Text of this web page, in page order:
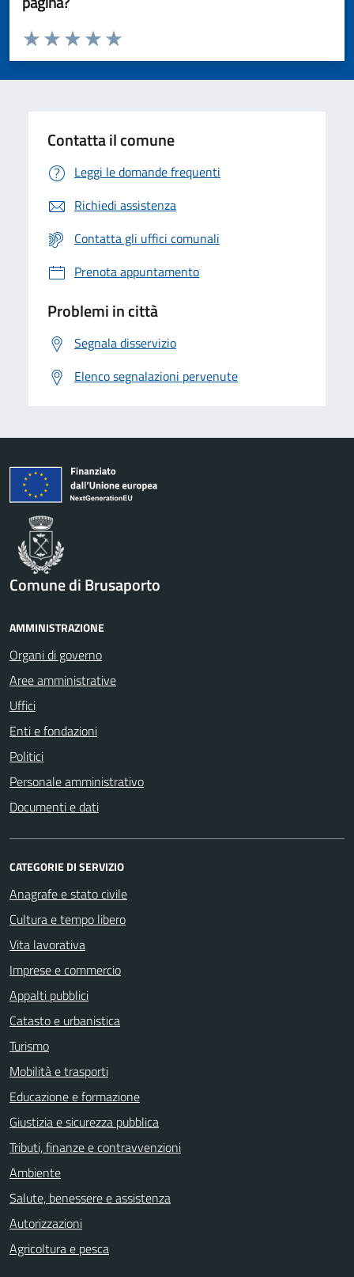
Valuta da 1 a 5 stelle la pagina
Valuta 5 stelle su 5
Valuta 4 stelle su 5
Valuta 3 stelle su 5
Valuta 2 stelle su 5
Valuta 1 stelle su 5
Contatta il comune
Leggi le domande frequenti
Richiedi assistenza
Contatta gli uffici comunali
Prenota appuntamento
Problemi in città
Segnala disservizio
Elenco segnalazioni pervenute
Comune di Brusaporto
AMMINISTRAZIONE
Organi di governo
Aree amministrative
Uffici
Enti e fondazioni
Politici
Personale amministrativo
Documenti e dati
CATEGORIE DI SERVIZIO
Anagrafe e stato civile
Cultura e tempo libero
Vita lavorativa
Imprese e commercio
Appalti pubblici
Catasto e urbanistica
Turismo
Mobilità e trasporti
Educazione e formazione
Giustizia e sicurezza pubblica
Tributi, finanze e contravvenzioni
Ambiente
Salute, benessere e assistenza
Autorizzazioni
Agricoltura e pesca